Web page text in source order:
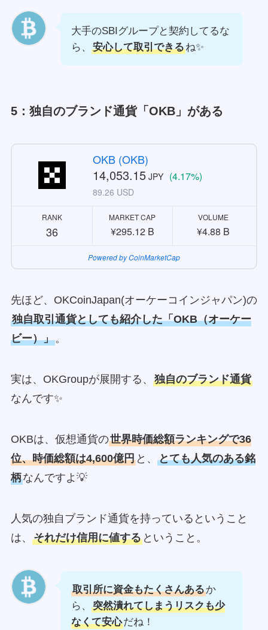
大手のSBIグループと契約してるな
ら、
安心して取引できるね✨
5：独自のブランド通貨「OKB」がある
OKB (OKB)
14,053.15 JPY (4.17%)
89.26 USD
RANK
36
MARKET CAP
¥295.12 B
VOLUME
¥4.88 B
Powered by CoinMarketCap
先ほど、OKCoinJapan(オーケーコインジャパン)の
独自取引通貨としても紹介した「OKB（オーケー
ビー）」。
実は、OKGroupが展開する、 独自のブランド通貨
なんです✨
OKBは、仮想通貨の世界時価総額ランキングで36
位、時価総額は4,600億円と、 とても人気のある銘
柄なんですよ💡
人気の独自ブランド通貨を持っているということ
は、 それだけ信用に値するということ。
取引所に資金もたくさんあるか
ら、
突然潰れてしまうリスクも少
なくて安心だね！